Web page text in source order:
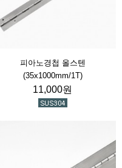
피아노경첩 올스텐
(35x1000mm/1T)
11,000원